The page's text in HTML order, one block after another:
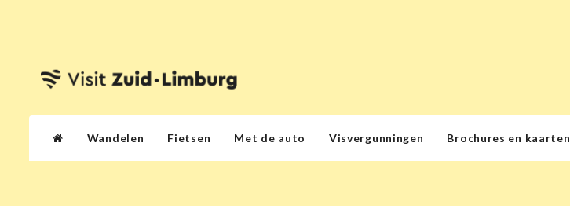
Wandelen Fietsen Met de auto Visvergunningen Brochures en kaarten